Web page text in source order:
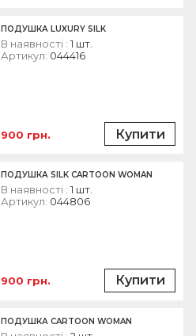
В наявності : 1 шт.
Артикул: 044416
ПОДУШКА LUXURY SILK
900 грн. Купити
В наявності : 1 шт.
Артикул: 044806
ПОДУШКА SILK CARTOON WOMAN
900 грн. Купити
ПОДУШКА CARTOON WOMAN